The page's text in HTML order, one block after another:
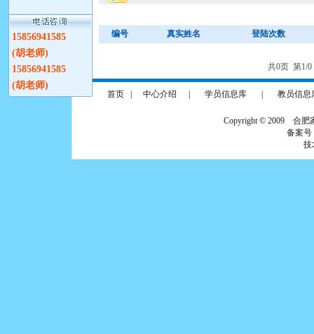
编号 真实姓名 登陆次数
共0页 第1/
首页 中心介绍 学员信息库 教员信息
Copyright © 2009 合肥
备案号
技
15856941585
(胡老师)
15856941585
(胡老师)